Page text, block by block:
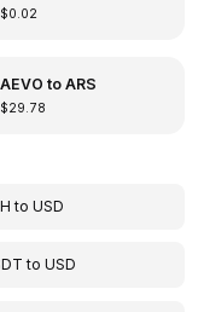
$0.02
AEVO to ARS
$29.78
toUSD
toUSD